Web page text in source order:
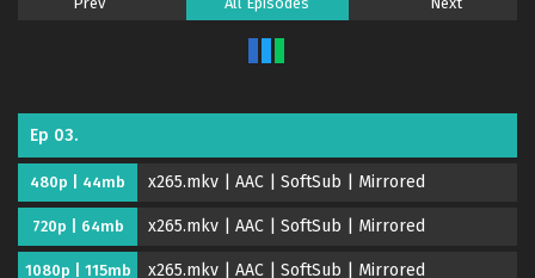
Ep 03.
480p | 44mb x265.mkv | AAC | SoftSub | Mirrored
720p | 64mb x265.mkv | AAC | SoftSub | Mirrored
1080p | 115mb x265.mkv | AAC | SoftSub | Mirrored